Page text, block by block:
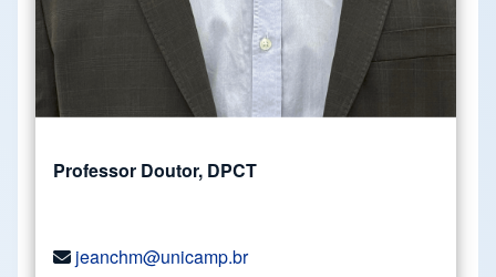
Professor Doutor, DPCT
jeanchm@unicamp.br